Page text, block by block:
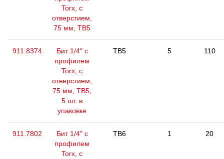
Torx, с
отверстием,
75 мм, ТВ5
911.8374
Бит 1/4" с
профилем
Torx, с
отверстием,
75 мм, TB5,
5 шт. в
упаковке
TB5 5 110
911.7802
Бит 1/4" с
профилем
Torx, с
TB6 1 20